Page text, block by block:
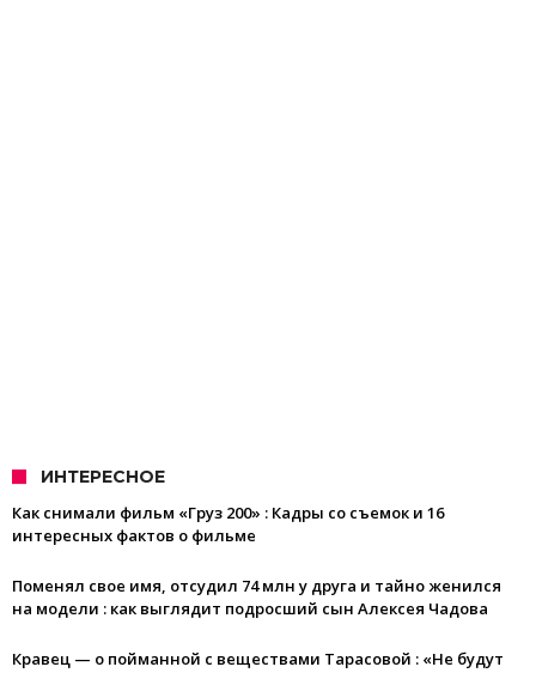
ИНТЕРЕСНОЕ
Как снимали фильм «Груз 200» : Кадры со съемок и 16
интересных фактов о фильме
Поменял свое имя, отсудил 74 млн у друга и тайно женился
на модели : как выглядит подросший сын Алексея Чадова
Кравец — о пойманной с веществами Тарасовой : «Не будут